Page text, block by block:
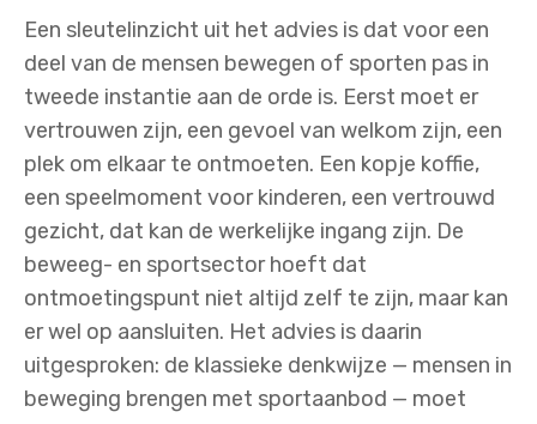
Een sleutelinzicht uit het advies is dat voor een
deel van de mensen bewegen of sporten pas in
tweede instantie aan de orde is. Eerst moet er
vertrouwen zijn, een gevoel van welkom zijn, een
plek om elkaar te ontmoeten. Een kopje koffie,
een speelmoment voor kinderen, een vertrouwd
gezicht, dat kan de werkelijke ingang zijn. De
beweeg- en sportsector hoeft dat
ontmoetingspunt niet altijd zelf te zijn, maar kan
er wel op aansluiten. Het advies is daarin
uitgesproken: de klassieke denkwijze — mensen in
beweging brengen met sportaanbod — moet